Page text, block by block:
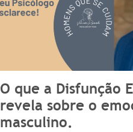
O que a Disfunção
revela sobre o
masculino.